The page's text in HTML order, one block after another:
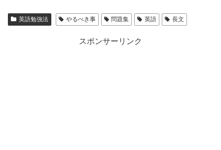
英語勉強法 やるべき事 問題集 英語 長文
スポンサーリンク